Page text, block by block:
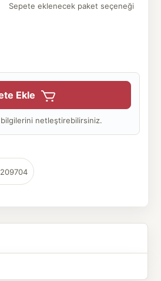
Sepete eklenecek paket seçeneği
Ekle
netleştirebilirsiniz.
209704